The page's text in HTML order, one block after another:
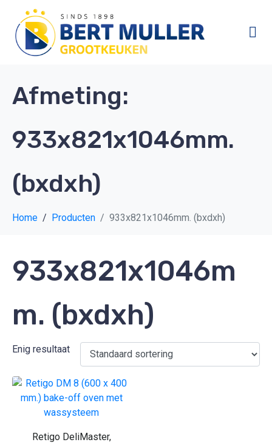
Afmeting:
933x821x1046mm.
(bxdxh)
Home Producten 933x821x1046mm. (bxdxh)
933x821x1046m
m. (bxdxh)
Enig resultaat
Retigo DeliMaster,